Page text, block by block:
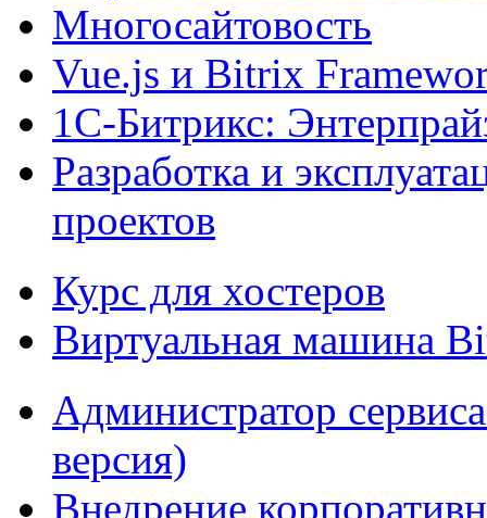
Многосайтовость
Vue.js и Bitrix
1С-Битрикс:
Разработка и
проектов
Курс для хостеров
Виртуальная машина
Администратор
версия)
Внедрение